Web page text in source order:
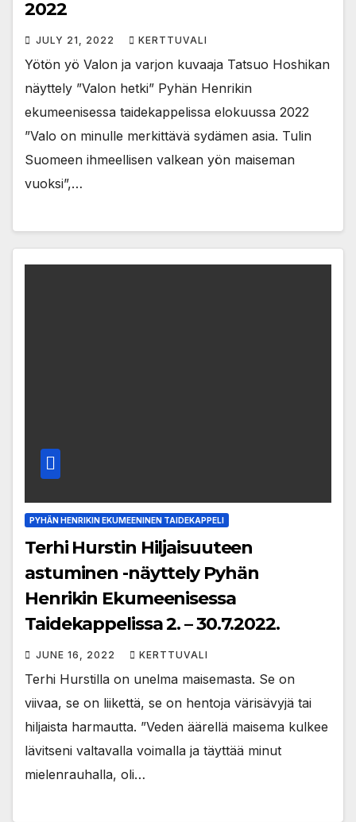
2022
JULY 21, 2022 KERTTUVALI
Yötön yö Valon ja varjon kuvaaja Tatsuo Hoshikan
näyttely ”Valon hetki” Pyhän Henrikin
ekumeenisessa taidekappelissa elokuussa 2022
”Valo on minulle merkittävä sydämen asia. Tulin
Suomeen ihmeellisen valkean yön maiseman
vuoksi”,…
PYHÄN HENRIKIN EKUMEENINEN TAIDEKAPPELI
Terhi Hurstin Hiljaisuuteen
astuminen -näyttely Pyhän
Henrikin Ekumeenisessa
Taidekappelissa 2. – 30.7.2022.
JUNE 16, 2022 KERTTUVALI
Terhi Hurstilla on unelma maisemasta. Se on
viivaa, se on liikettä, se on hentoja värisävyjä tai
hiljaista harmautta. ”Veden äärellä maisema kulkee
lävitseni valtavalla voimalla ja täyttää minut
mielenrauhalla, oli…